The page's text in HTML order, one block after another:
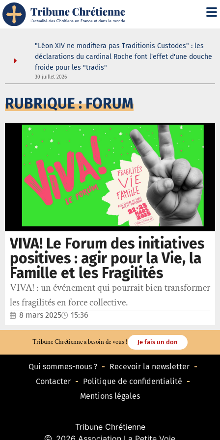
son
"Léon XIV ne modifiera pas Traditionis Custodes" : les
déclarations du cardinal Roche font l'effet d'une douche
froide pour les "tradis"
30 juillet 2026
RUBRIQUE : FORUM
VIVA! Le Forum des initiatives
positives : agir pour la Vie, la
Famille et les Fragilités
VIVA! : un événement qui pourrait bien transformer
les fragilités en force collective.
8 mars 2025 15:36
Tribune Chrétienne a besoin de vous ! Je fais un don
Qui sommes-nous ?
Recevoir la newsletter
Contacter
Politique de confidentialité
Mentions légales
Tribune Chrétienne